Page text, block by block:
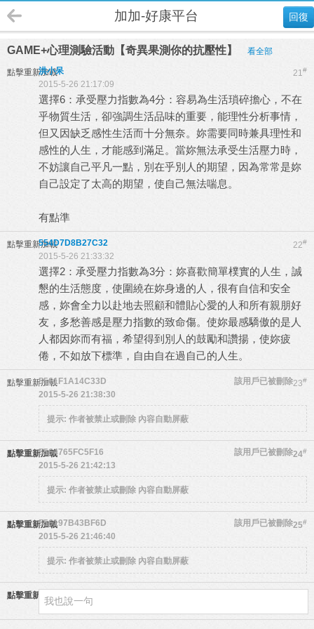
回復
加加-好康平台
GAME+心理測驗活動【奇異果測你的抗壓性】 看全部
點擊重新加載 21#
洪小呆
2015-5-26 21:17:09
選擇6：承受壓力指數為4分：容易為生活瑣碎擔心，不在
乎物質生活，卻強調生活品味的重要，能理性分析事情，
但又因缺乏感性生活而十分無奈。妳需要同時兼具理性和
感性的人生，才能感到滿足。當妳無法承受生活壓力時，
不妨讓自己平凡一點，別在乎別人的期望，因為常常是妳
自己設定了太高的期望，使自己無法喘息。
有點準
點擊重新加載 22#
554D7D8B27C32
2015-5-26 21:33:32
選擇2：承受壓力指數為3分：妳喜歡簡單樸實的人生，誠
懇的生活態度，使圍繞在妳身邊的人，很有自信和安全
感，妳會全力以赴地去照顧和體貼心愛的人和所有親朋好
友，多愁善感是壓力指數的致命傷。使妳最感驕傲的是人
人都因妳而有福，希望得到別人的鼓勵和讚揚，使妳疲
倦，不如放下標準，自由自在過自己的人生。
點擊重新加載 23#
5561F1A14C33D
該用戶已被刪除
2015-5-26 21:38:30
提示: 作者被禁止或刪除 內容自動屏蔽
點擊重新加載 24#
5564765FC5F16
該用戶已被刪除
2015-5-26 21:42:13
提示: 作者被禁止或刪除 內容自動屏蔽
點擊重新加載 25#
556197B43BF6D
該用戶已被刪除
2015-5-26 21:46:40
提示: 作者被禁止或刪除 內容自動屏蔽
點擊重新加載